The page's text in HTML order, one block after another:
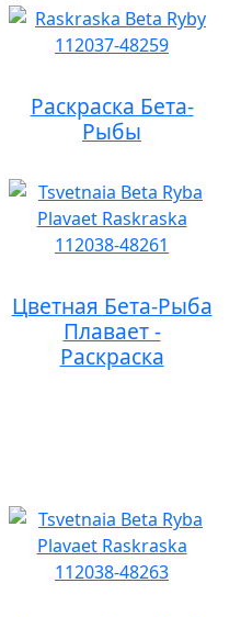
Раскраска Бета-
Рыбы
Цветная Бета-Рыба
Плавает -
Раскраска